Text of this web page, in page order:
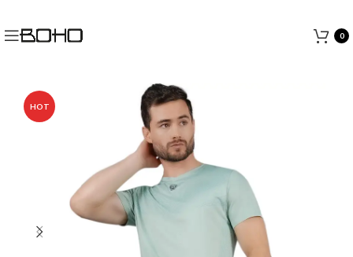
0
HOT